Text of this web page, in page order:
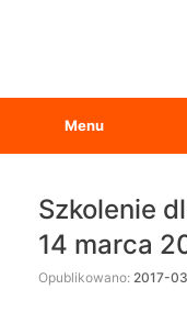
Menu
Szkolenie
14 marca
Opublikowano: 2017-